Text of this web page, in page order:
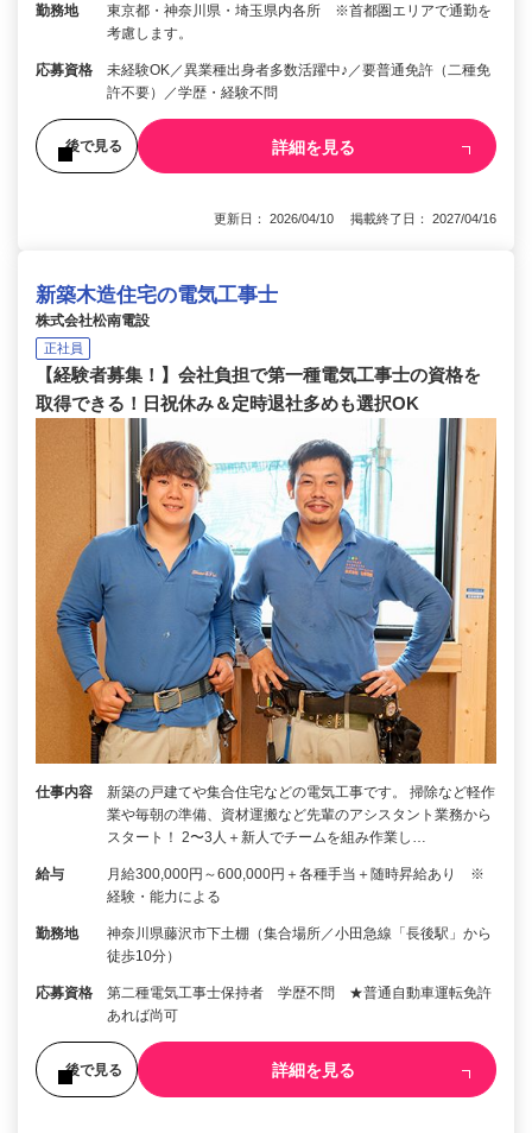
勤務地
東京都・神奈川県・埼玉県内各所 ※首都圏エリアで通勤を
考慮します。
応募資格
未経験OK／異業種出身者多数活躍中♪／要普通免許（二種免
許不要）／学歴・経験不問
後で見る 詳細を見る
更新日： 2026/04/10 掲載終了日： 2027/04/16
新築木造住宅の電気工事士
株式会社松南電設
正社員
【経験者募集！】会社負担で第一種電気工事士の資格を
取得できる！日祝休み＆定時退社多めも選択OK
仕事内容
新築の戸建てや集合住宅などの電気工事です。 掃除など軽作
業や毎朝の準備、資材運搬など先輩のアシスタント業務から
スタート！ 2〜3人＋新人でチームを組み作業し…
給与
月給300,000円～600,000円＋各種手当＋随時昇給あり ※
経験・能力による
勤務地
神奈川県藤沢市下土棚（集合場所／小田急線「長後駅」から
徒歩10分）
応募資格
第二種電気工事士保持者 学歴不問 ★普通自動車運転免許
あれば尚可
後で見る 詳細を見る